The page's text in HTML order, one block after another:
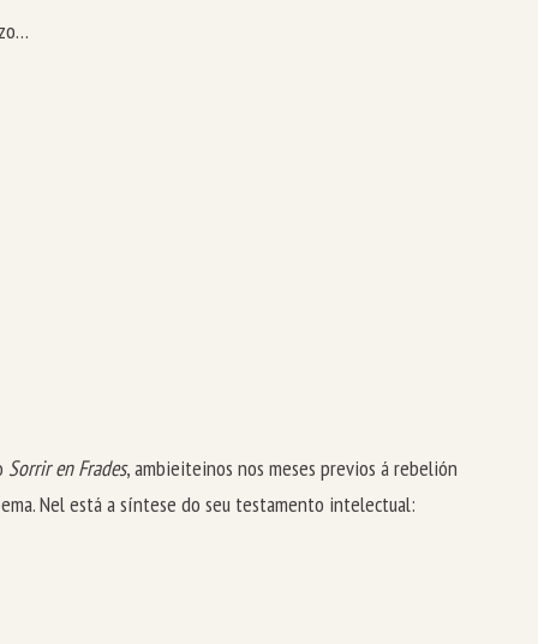
Sorrir en Frades, ambieiteinos nos meses previos á rebelión
Nel está a síntese do seu testamento intelectual: